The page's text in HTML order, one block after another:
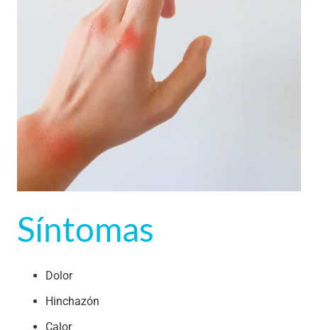
Síntomas
Dolor
Hinchazón
Calor